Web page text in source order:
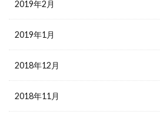
2019年2月
2019年1月
2018年12月
2018年11月